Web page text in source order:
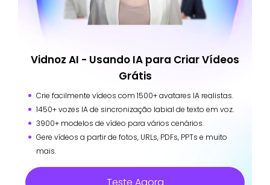
Vidnoz AI - Usando IA para Criar Vídeos
Grátis
Crie facilmente vídeos com 1500+ avatares IA realistas.
1450+ vozes IA de sincronização labial de texto em voz.
3900+ modelos de vídeo para vários cenários.
Gere vídeos a partir de fotos, URLs, PDFs, PPTs e muito
mais.
Teste Agora